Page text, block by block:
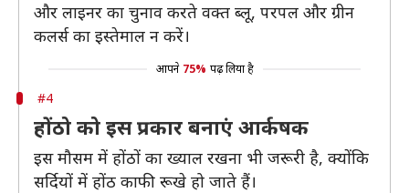
और लाइनर का चुनाव करते वक्त ब्लू, परपल और ग्रीन
कलर्स का इस्तेमाल न करें।
आपने 75% पढ़ लिया है
#4
होंठो को इस प्रकार बनाएं आर्कषक
इस मौसम में होंठों का ख्याल रखना भी जरूरी है, क्योंकि
सर्दियों में होंठ काफी रूखे हो जाते हैं।